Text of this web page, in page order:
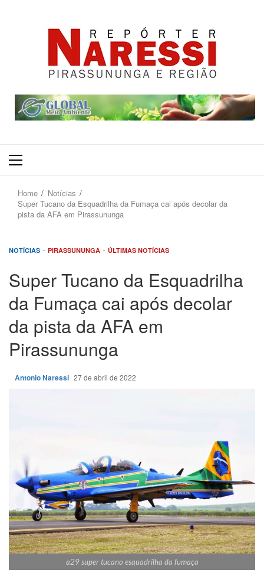
Primary
Home
Notícias
Super Tucano da Esquadrilha da Fumaça cai após decolar da
pista da AFA em Pirassununga
NOTÍCIAS PIRASSUNUNGA ÚLTIMAS NOTÍCIAS
Super Tucano da Esquadrilha
da Fumaça cai após decolar
da pista da AFA em
Pirassununga
Antonio Naressi 27 de abril de 2022
a29 super tucano esquadrilha da fumaça